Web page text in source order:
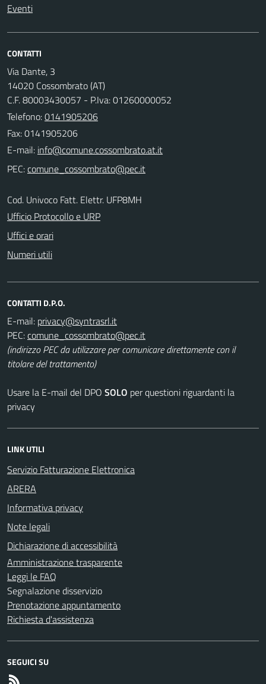
Eventi
CONTATTI
Via Dante, 3
14020 Cossombrato (AT)
C.F. 80003430057 - P.Iva: 01260000052
Telefono:0141905206
Fax: 0141905206
E-mail:
PEC:
Cod. Univoco Fatt. Elettr. UFP8MH
Ufficio Protocollo e URP
Uffici e orari
Numeri utili
CONTATTI D.P.O.
E-mail:
PEC:
(indirizzo PEC da utilizzare per comunicare direttamente con il
titolare del trattamento)
Usare la E-mail del DPO SOLO per questioni riguardanti la
privacy
LINK UTILI
Servizio Fatturazione Elettronica
ARERA
Informativa privacy
Note legali
Dichiarazione di accessibilità
Amministrazione trasparente
Leggi le FAQ
Segnalazione disservizio
Prenotazione appuntamento
Richiesta d'assistenza
SEGUICI SU